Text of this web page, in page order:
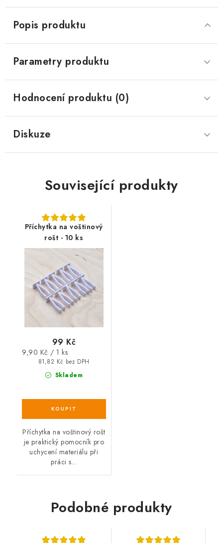
Popis produktu
Parametry produktu
Hodnocení produktu (0)
Diskuze
Související produkty
Příchytka na voštinový
rošt - 10 ks
Skladem
81,82 Kč bez DPH
99 Kč
Měrná
9,90 Kč / 1 ks
Příchytka na voštinový rošt
je praktický pomocník pro
uchycení materiálu při
práci s...
Podobné produkty